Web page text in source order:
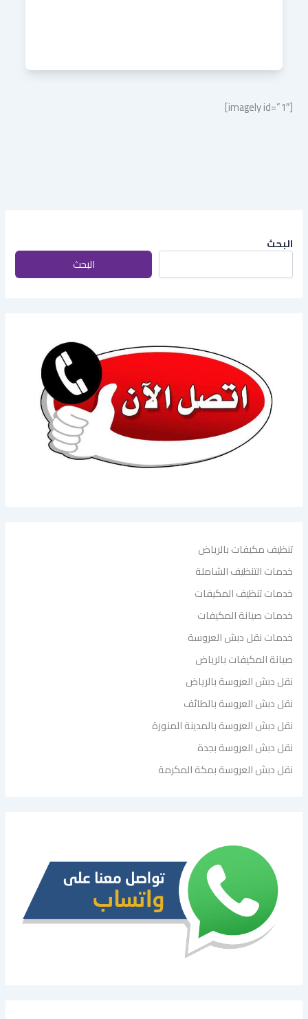
البحث
البحث
تنظيف مكيفات بالرياض
خدمات التنظيف الشاملة
خدمات تنظيف المكيفات
خدمات صيانة المكيفات
خدمات نقل دبش العروسة
صيانة المكيفات بالرياض
نقل دبش العروسة بالرياض
نقل دبش العروسة بالطائف
نقل دبش العروسة بالمدينة المنورة
نقل دبش العروسة بجدة
نقل دبش العروسة بمكة المكرمة
[imagely id=”1″]